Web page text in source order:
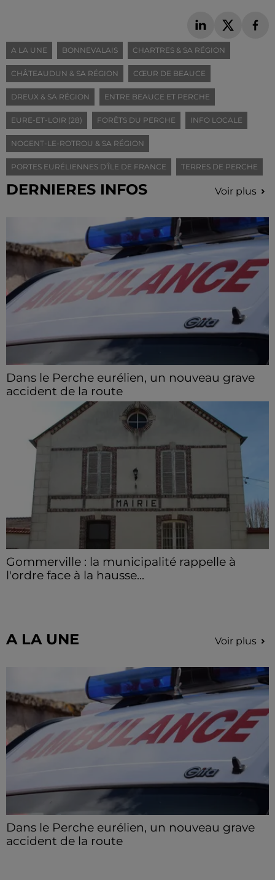
A LA UNE BONNEVALAIS CHARTRES & SA RÉGION
CHÂTEAUDUN & SA RÉGION CŒUR DE BEAUCE
DREUX & SA RÉGION ENTRE BEAUCE ET PERCHE
EURE-ET-LOIR (28) FORÊTS DU PERCHE INFO LOCALE
NOGENT-LE-ROTROU & SA RÉGION
PORTES EURÉLIENNES D'ÎLE DE FRANCE TERRES DE PERCHE
DERNIERES INFOS Voir plus
Dans le Perche eurélien, un nouveau grave
accident de la route
Deux blessés ont été pris en charge, dont un en
urgence absolue.
Gommerville : la municipalité rappelle à
l'ordre face à la hausse...
hausse...
A LA UNE Voir plus
Dans le Perche eurélien, un nouveau grave
accident de la route